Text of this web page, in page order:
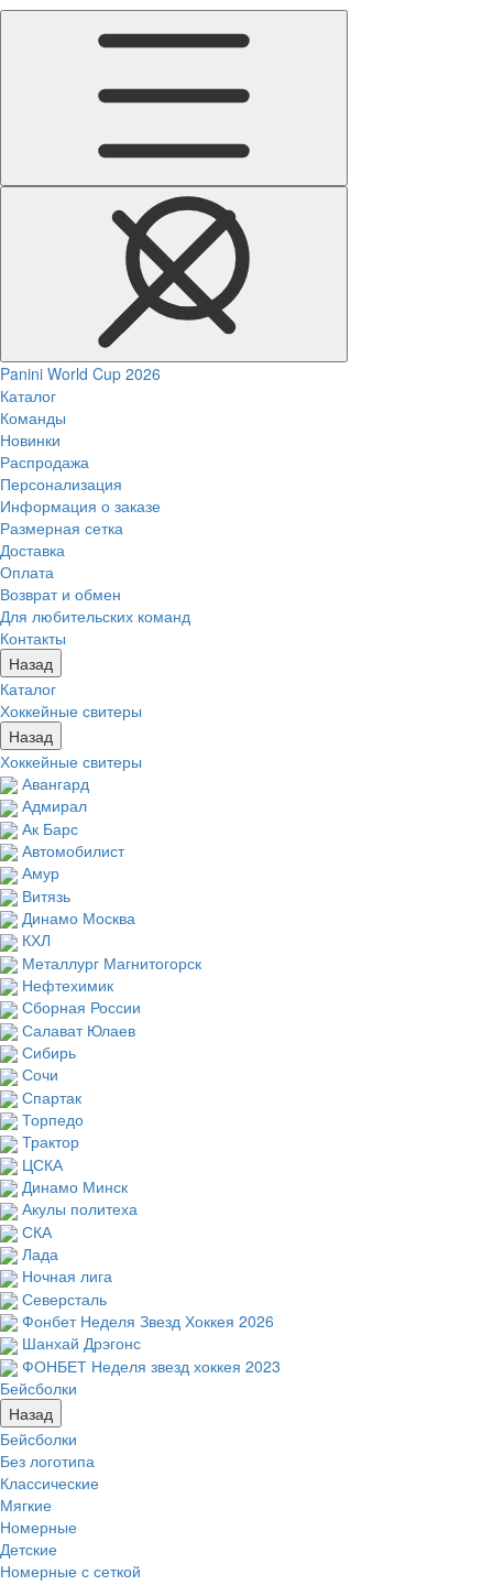
Panini World Cup 2026
Каталог
Команды
Новинки
Распродажа
Персонализация
Информация о заказе
Размерная сетка
Доставка
Оплата
Возврат и обмен
Для любительских команд
Контакты
Назад
Каталог
Хоккейные свитеры
Назад
Хоккейные свитеры
Авангард
Адмирал
Ак Барс
Автомобилист
Амур
Витязь
Динамо Москва
КХЛ
Металлург Магнитогорск
Нефтехимик
Сборная России
Салават Юлаев
Сибирь
Сочи
Спартак
Торпедо
Трактор
ЦСКА
Динамо Минск
Акулы политеха
СКА
Лада
Ночная лига
Северсталь
Фонбет Неделя Звезд Хоккея 2026
Шанхай Дрэгонс
ФОНБЕТ Неделя звезд хоккея 2023
Бейсболки
Назад
Бейсболки
Без логотипа
Классические
Мягкие
Номерные
Детские
Номерные с сеткой